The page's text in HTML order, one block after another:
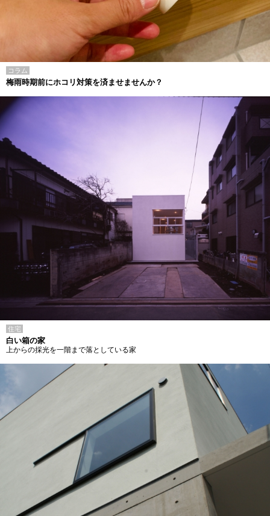
コラム
梅雨時期前にホコリ対策を済ませませんか？
住宅
白い箱の家
上からの採光を一階まで落としている家